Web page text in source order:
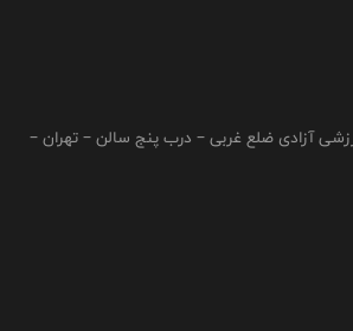
آزادی ضلع غربی – درب پنج سالن – تهران –